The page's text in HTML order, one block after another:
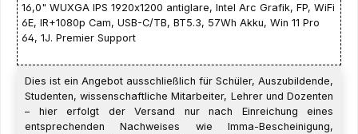
16,0" WUXGA IPS 1920x1200 antiglare, Intel Arc Grafik, FP, WiFi
6E, IR+1080p Cam, USB-C/TB, BT5.3, 57Wh Akku, Win 11 Pro
64, 1J. Premier Support
Dies ist ein Angebot ausschließlich für Schüler, Auszubildende,
Studenten, wissenschaftliche Mitarbeiter, Lehrer und Dozenten
– hier erfolgt der Versand nur nach Einreichung eines
entsprechenden Nachweises wie Imma-Bescheinigung,